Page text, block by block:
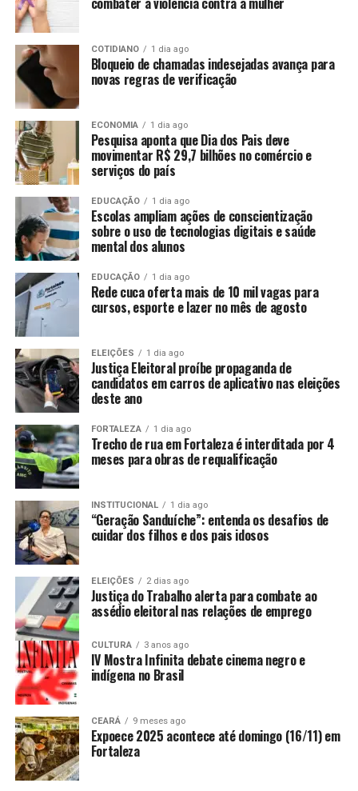
COTIDIANO 1 dia ago
Bloqueio de chamadas indesejadas avança para
novas regras de verificação
ECONOMIA 1 dia ago
Pesquisa aponta que Dia dos Pais deve
movimentar R$ 29,7 bilhões no comércio e
serviços do país
EDUCAÇÃO 1 dia ago
Escolas ampliam ações de conscientização
sobre o uso de tecnologias digitais e saúde
mental dos alunos
EDUCAÇÃO 1 dia ago
Rede cuca oferta mais de 10 mil vagas para
cursos, esporte e lazer no mês de agosto
ELEIÇÕES 1 dia ago
Justiça Eleitoral proíbe propaganda de
candidatos em carros de aplicativo nas eleições
deste ano
FORTALEZA 1 dia ago
Trecho de rua em Fortaleza é interditada por 4
meses para obras de requalificação
INSTITUCIONAL 1 dia ago
“Geração Sanduíche”: entenda os desafios de
cuidar dos filhos e dos pais idosos
ELEIÇÕES 2 dias ago
Justiça do Trabalho alerta para combate ao
assédio eleitoral nas relações de emprego
CULTURA 3 anos ago
IV Mostra Infinita debate cinema negro e
indígena no Brasil
CEARÁ 9 meses ago
Expoece 2025 acontece até domingo (16/11) em
Fortaleza